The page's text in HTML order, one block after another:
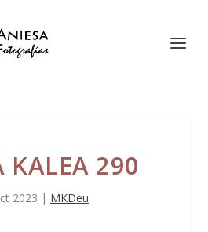
KALEA 290
2023 | MKDeu